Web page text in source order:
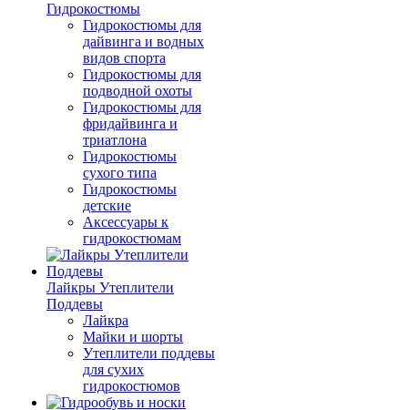
Гидрокостюмы
Гидрокостюмы для
дайвинга и водных
видов спорта
Гидрокостюмы для
подводной охоты
Гидрокостюмы для
фридайвинга и
триатлона
Гидрокостюмы
сухого типа
Гидрокостюмы
детские
Аксессуары к
гидрокостюмам
Лайкры Утеплители
Поддевы
Лайкра
Майки и шорты
Утеплители поддевы
для сухих
гидрокостюмов